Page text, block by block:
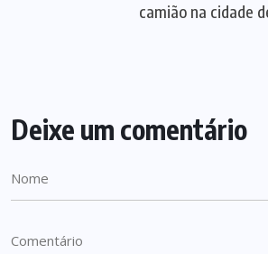
camião na cidade
Deixe um comentário